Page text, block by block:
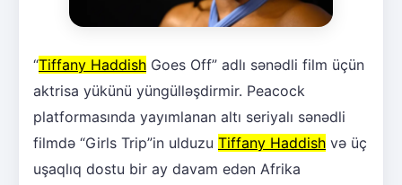
“Tiffany Haddish Goes Off” adlı sənədli film üçün
aktrisa yükünü yüngülləşdirmir. Peacock
platformasında yayımlanan altı seriyalı sənədli
filmdə “Girls Trip”in ulduzu Tiffany Haddish və üç
uşaqlıq dostu bir ay davam edən Afrika